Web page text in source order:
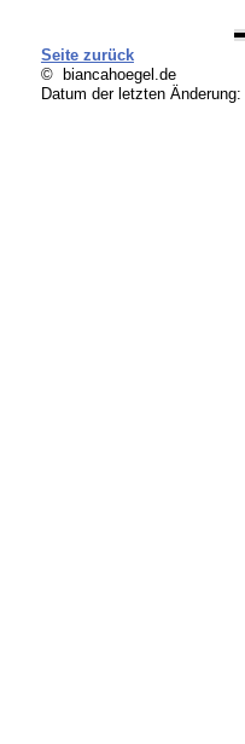
Seite zurück
© biancahoegel.de
Datum der letzten Änderung: